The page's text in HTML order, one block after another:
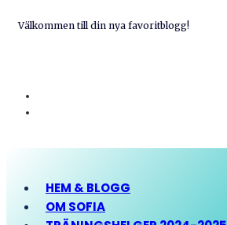
Välkommen till din nya favoritblogg!
HEM & BLOGG
OM SOFIA